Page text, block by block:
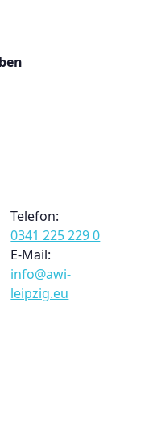
Telefon:
0341 225 229 0
E-Mail:
info@awi-
leipzig.eu